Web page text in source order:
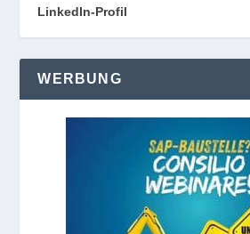
LinkedIn-Profil
WERBUNG